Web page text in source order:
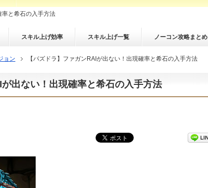
率と希石の入手方法
スキル上げ効率 スキル上げ一覧 ノーコン攻略まとめ
ョン 【パズドラ】ファガンRAIが出ない！出現確率と希石の入手方法
出ない！出現確率と希石の入手方法